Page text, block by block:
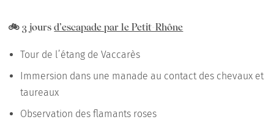
🚲 3 joursd’escapade par le Petit-Rhône
Tour de l’étang de Vaccarès
Immersion dans une manade au contact des chevaux et
taureaux
Observation des flamants roses